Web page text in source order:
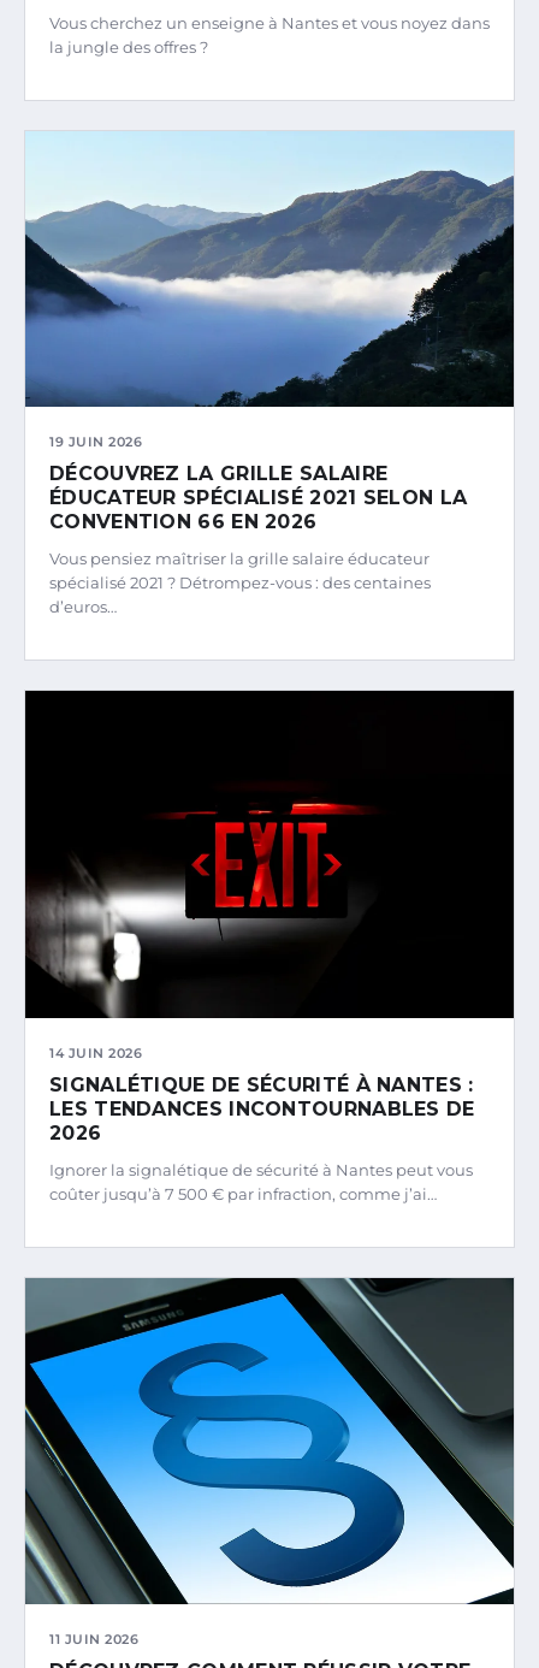
Vous cherchez un enseigne à Nantes et vous noyez dans
la jungle des offres ?
19 JUIN 2026
DÉCOUVREZ LA GRILLE SALAIRE
ÉDUCATEUR SPÉCIALISÉ 2021 SELON LA
CONVENTION 66 EN 2026
Vous pensiez maîtriser la grille salaire éducateur
spécialisé 2021 ? Détrompez-vous : des centaines
d’euros…
14 JUIN 2026
SIGNALÉTIQUE DE SÉCURITÉ À NANTES :
LES TENDANCES INCONTOURNABLES DE
2026
Ignorer la signalétique de sécurité à Nantes peut vous
coûter jusqu’à 7 500 € par infraction, comme j’ai…
11 JUIN 2026